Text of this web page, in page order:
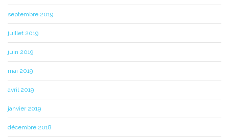
septembre 2019
juillet 2019
juin 2019
mai 2019
avril 2019
janvier 2019
décembre 2018